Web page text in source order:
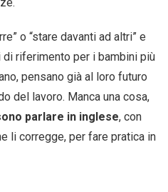
o “stare davanti ad altri” e
riferimento per i bambini più
pensano già al loro futuro
del lavoro. Manca una cosa,
parlare in inglese, con
li corregge, per fare pratica in